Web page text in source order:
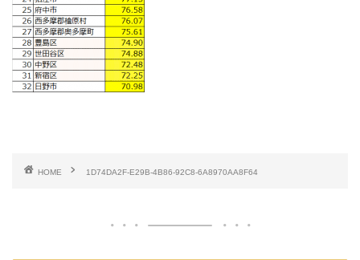
HOME 1D74DA2F-E29B-4B86-92C8-6A8970AA8F64